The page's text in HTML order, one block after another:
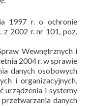
1997 r. o ochronie
z 2002 r. nr 101, poz.
Wewnętrznych i
2004 r. w sprawie
danych osobowych
i organizacyjnych,
urządzenia i systemy
danych